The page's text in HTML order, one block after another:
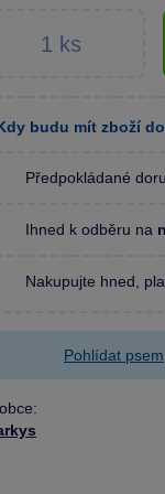
budu mít zboží
Předpokládané
Ihned k odběru na
Nakupujte hned,
Pohlídat psem